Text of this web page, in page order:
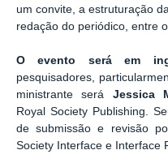
um convite, a estruturação
redação do periódico, entre
O evento será em
pesquisadores,
ministrante será Jessica
Royal Society Publishing.
de submissão e revisão
Society Interface e Interface